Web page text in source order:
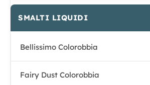
SMALTI LIQUIDI
Bellissimo Colorobbia
Fairy Dust Colorobbia